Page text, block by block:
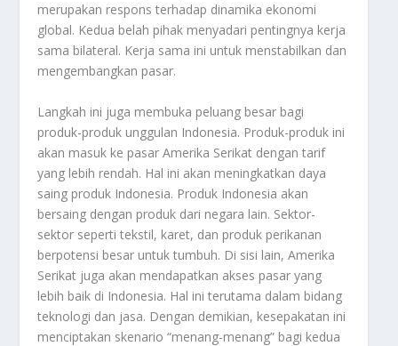
merupakan respons terhadap dinamika ekonomi
global. Kedua belah pihak menyadari pentingnya kerja
sama bilateral. Kerja sama ini untuk menstabilkan dan
mengembangkan pasar.
Langkah ini juga membuka peluang besar bagi
produk-produk unggulan Indonesia. Produk-produk ini
akan masuk ke pasar Amerika Serikat dengan tarif
yang lebih rendah. Hal ini akan meningkatkan daya
saing produk Indonesia. Produk Indonesia akan
bersaing dengan produk dari negara lain. Sektor-
sektor seperti tekstil, karet, dan produk perikanan
berpotensi besar untuk tumbuh. Di sisi lain, Amerika
Serikat juga akan mendapatkan akses pasar yang
lebih baik di Indonesia. Hal ini terutama dalam bidang
teknologi dan jasa. Dengan demikian, kesepakatan ini
menciptakan skenario “menang-menang” bagi kedua